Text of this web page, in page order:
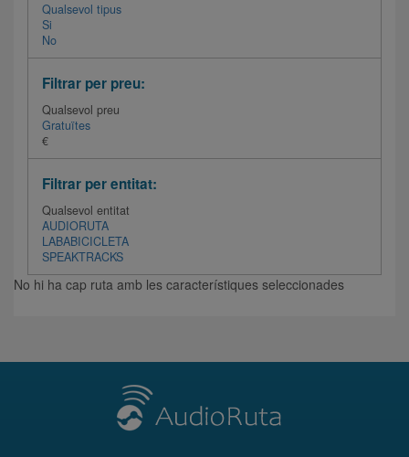
Qualsevol tipus
Si
No
Filtrar per preu:
Qualsevol preu
Gratuïtes
€
Filtrar per entitat:
Qualsevol entitat
AUDIORUTA
LABABICICLETA
SPEAKTRACKS
No hi ha cap ruta amb les característiques seleccionades